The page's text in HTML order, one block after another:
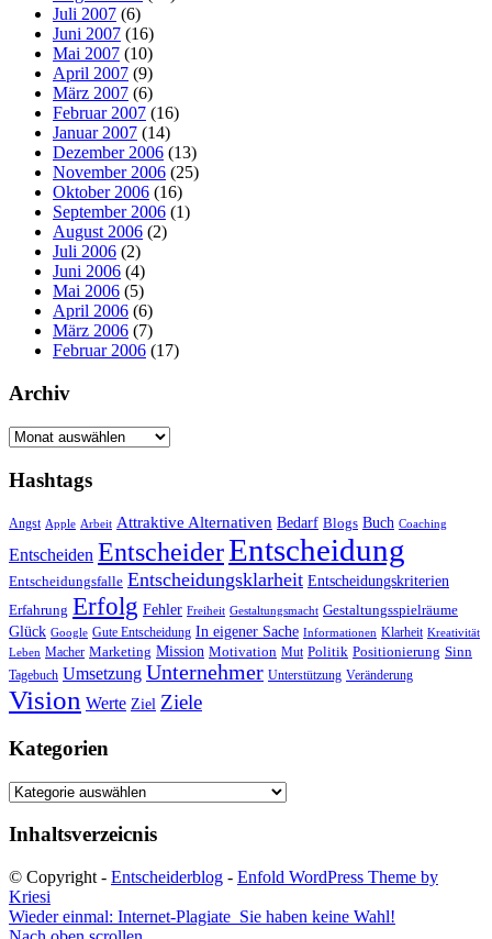
Juli 2007 (6)
Juni 2007 (16)
Mai 2007 (10)
April 2007 (9)
März 2007 (6)
Februar 2007 (16)
Januar 2007 (14)
Dezember 2006 (13)
November 2006 (25)
Oktober 2006 (16)
September 2006 (1)
August 2006 (2)
Juli 2006 (2)
Juni 2006 (4)
Mai 2006 (5)
April 2006 (6)
März 2006 (7)
Februar 2006 (17)
Archiv
Archiv
Hashtags
Angst Apple Arbeit Attraktive Alternativen Bedarf Blogs Buch Coaching
Entscheiden EntscheiderEntscheidung
Entscheidungsfalle Entscheidungsklarheit Entscheidungskriterien
Erfahrung Erfolg Fehler Freiheit Gestaltungsmacht Gestaltungsspielräume
Glück Google Gute Entscheidung In eigener Sache Informationen Klarheit Kreativität
Leben Macher Marketing Mission Motivation Mut Politik Positionierung Sinn
Tagebuch Umsetzung Unternehmer Unterstützung Veränderung
Vision Werte Ziel Ziele
Kategorien
Kategorien
Inhaltsverzeicnis
© Copyright - Entscheiderblog - Enfold WordPress Theme by
Kriesi
Wieder einmal: Internet-Plagiate Sie haben keine Wahl!